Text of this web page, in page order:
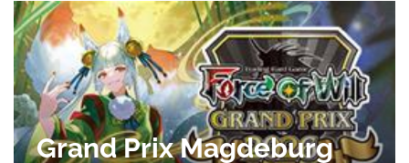
Grand Prix Magdeburg